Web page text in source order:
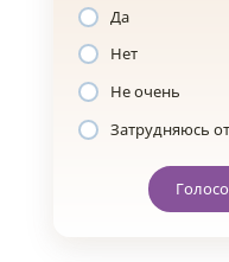
Да
Нет
Не очень
Затрудняюсь